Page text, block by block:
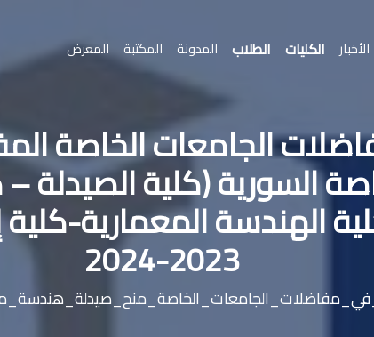
الأخبار الكليات الطلاب المدونة المكتبة المعرض
الجامعات الخاصة
السورية (كلية الصيدلة
الهندسة المعمارية-كلية
2023-2024